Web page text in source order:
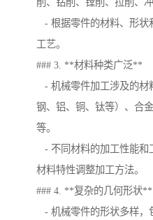
削、钻削、镗削、拉削、
- 根据零件的材料、形状
工艺。
### 3. **材料种类广泛**
- 机械零件加工涉及的材
钢、铝、铜、钛等）、合
等。
- 不同材料的加工性能和
材料特性调整加工方法。
### 4. **复杂的几何形状**
- 机械零件的形状多样，